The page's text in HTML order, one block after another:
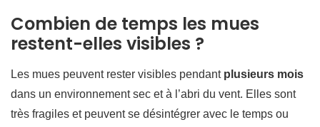
Combien de temps les mues
restent-elles visibles ?
Les mues peuvent rester visibles pendant plusieurs mois
dans un environnement sec et à l’abri du vent. Elles sont
très fragiles et peuvent se désintégrer avec le temps ou